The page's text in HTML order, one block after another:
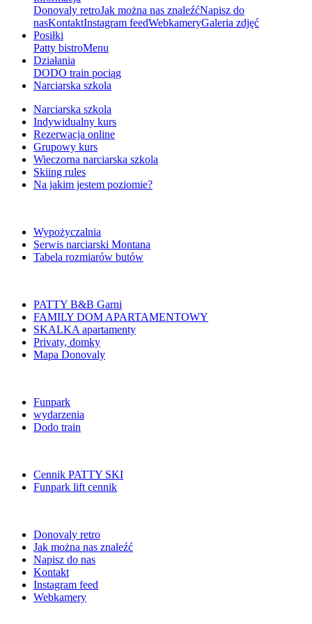
Donovaly retroJak można nas znaleźćNapisz do
nasKontaktInstagram feedWebkameryGaleria zdjęć
Posiłki
Patty bistroMenu
Działania
DODO train pociąg
Narciarska szkola
Narciarska szkola
Indywidualny kurs
Rezerwacja online
Grupowy kurs
Wieczorna narciarska szkola
Skiing rules
Na jakim jestem poziomie?
Wypożyczalnia
Serwis narciarski Montana
Tabela rozmiarów butów
PATTY B&B Garni
FAMILY DOM APARTAMENTOWY
SKALKA apartamenty
Privaty, domky
Mapa Donovaly
Funpark
wydarzenia
Dodo train
Cennik PATTY SKI
Funpark lift cennik
Donovaly retro
Jak można nas znaleźć
Napisz do nas
Kontakt
Instagram feed
Webkamery